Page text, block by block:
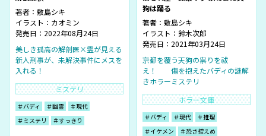
著者： 敷島シキ
イラスト： カオミン
発売日：2022年08月24日
美しき孤高の解剖医×霊が見える
新人刑事が、未解決事件にメスを
入れる！
ミステリ
＃バディ ＃幽霊
＃現代
＃ミステリ
＃すっきり
狗は踊る
著者： 敷島シキ
イラスト： 鈴木次郎
発売日：2021年03月24日
京都を覆う天狗の祟りを祓
え！ 傷を抱えたバディの謎解
きホラーミステリ
ホラー文庫
＃バディ ＃現代
＃推理
＃イケメン
＃恐さ控えめ